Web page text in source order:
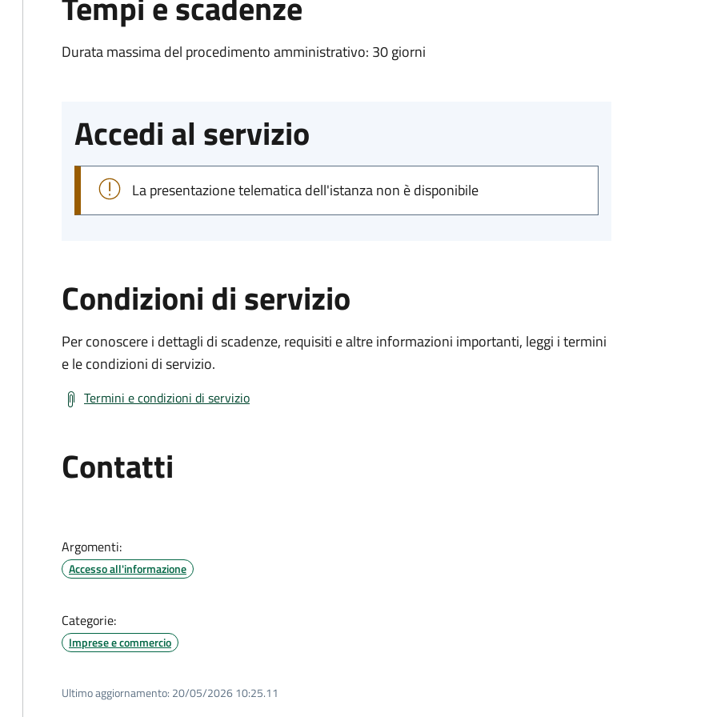
Durata massima del procedimento amministrativo: 30 giorni
Accedi al servizio
La presentazione telematica dell'istanza non è disponibile
Condizioni di servizio
Per conoscere i dettagli di scadenze, requisiti e altre informazioni importanti, leggi i termini
e le condizioni di servizio.
Termini e condizioni di servizio
Contatti
Argomenti:
Accesso all'informazione
Categorie:
Imprese e commercio
Ultimo aggiornamento: 20/05/2026 10:25.11